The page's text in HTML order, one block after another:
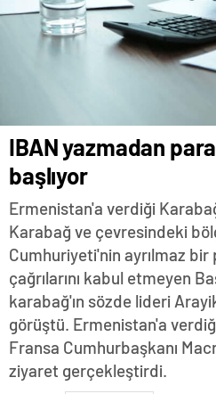
IBAN yazmadan
başlıyor
Ermenistan'a verdiği
Karabağ ve çevresindeki
Cumhuriyeti'nin ayrılmaz bir
çağrılarını kabul etmeyen
karabağ'ın sözde lideri
görüştü. Ermenistan'a
Fransa Cumhurbaşkanı
ziyaret gerçekleştirdi.